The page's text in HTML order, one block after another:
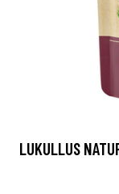
LUKULLUS